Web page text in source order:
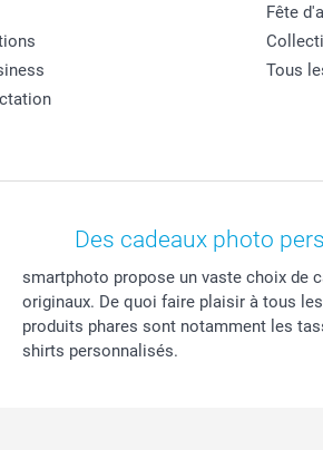
Fête
Tous
Des cadeaux photo
smartphoto propose un vaste choix de
originaux. De quoi faire plaisir à tous
produits phares sont notamment les
shirts personnalisés.